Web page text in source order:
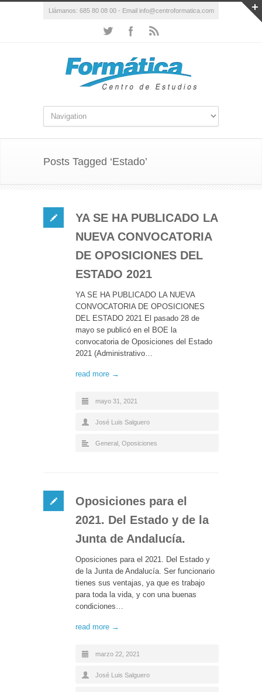
Llámanos: 685 80 08 00 - Email info@centroformatica.com
Posts Tagged ‘Estado’
YA SE HA PUBLICADO LA
NUEVA CONVOCATORIA
DE OPOSICIONES DEL
ESTADO 2021
YA SE HA PUBLICADO LA NUEVA
CONVOCATORIA DE OPOSICIONES
DEL ESTADO 2021 El pasado 28 de
mayo se publicó en el BOE la
convocatoria de Oposiciones del Estado
2021 (Administrativo…
read more →
mayo 31, 2021
José Luis Salguero
General Oposiciones
Oposiciones para el
2021. Del Estado y de la
Junta de Andalucía.
Oposiciones para el 2021. Del Estado y
de la Junta de Andalucía. Ser funcionario
tienes sus ventajas, ya que es trabajo
para toda la vida, y con una buenas
condiciones…
read more →
marzo 22, 2021
José Luis Salguero